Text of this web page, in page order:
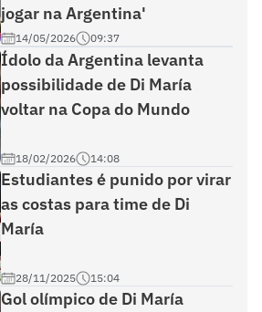
jogar na Argentina'
14/05/2026 09:37
Ídolo da Argentina levanta
possibilidade de Di María
voltar na Copa do Mundo
18/02/2026 14:08
Estudiantes é punido por virar
as costas para time de Di
María
28/11/2025 15:04
Gol olímpico de Di María